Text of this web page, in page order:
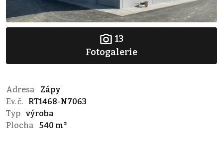
13
Fotogalerie
Adresa
Zápy
Ev. č.
RT1468-N7063
Typ výroba
Plocha
540 m²